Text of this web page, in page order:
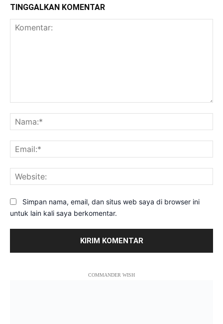
TINGGALKAN KOMENTAR
Simpan nama, email, dan situs web saya di browser ini
untuk lain kali saya berkomentar.
COMMANDER WISH